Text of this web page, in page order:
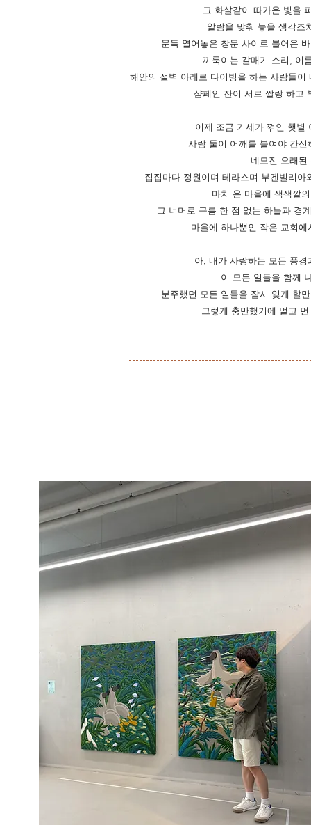
그 화살같이 따가운 빛을
알람을 맞춰 놓을 생각조
문득 열어놓은 창문 사이로 불어온
끼룩이는 갈매기 소리, 이
해안의 절벽 아래로 다이빙을 하는 사람들
샴페인 잔이 서로 짤랑 하고
이제 조금 기세가 꺾인 햇볕
사람 둘이 어깨를 붙여야 간
네모진 오래된
집집마다 정원이며 테라스며 부겐빌리
마치 온 마을에 색색깔
그 너머로 구름 한 점 없는 하늘과 경
마을에 하나뿐인 작은 교회
아, 내가 사랑하는 모든 풍
이 모든 일들을 함께
분주했던 모든 일들을 잠시 잊게 할
그렇게 충만했기에 멀고